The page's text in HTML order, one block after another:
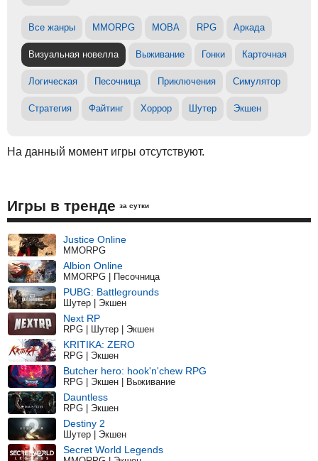
Все жанры MMORPG MOBA RPG Аркада
Визуальная новелла Выживание Гонки Карточная
Логическая Песочница Приключения Симулятор
Стратегия Файтинг Хоррор Шутер Экшен
На данный момент игры отсутствуют.
Игры в тренде за сутки
Justice Online
MMORPG
Albion Online
MMORPG | Песочница
PUBG: Battlegrounds
Шутер | Экшен
Next RP
RPG | Шутер | Экшен
KRITIKA: ZERO
RPG | Экшен
Butcher hero: hook'n'chew RPG
RPG | Экшен | Выживание
Dauntless
RPG | Экшен
Destiny 2
Шутер | Экшен
Secret World Legends